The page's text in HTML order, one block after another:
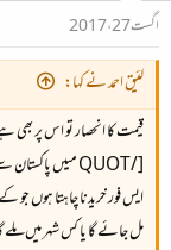
اگست 27، 2017
لئیق احمد نے کہا:
قیمت کا انحصار تو اس پر
ایس فور خریدنا چاہتا ہوں
مل جائے گا یا کس شہر میں